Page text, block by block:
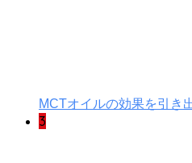
MCTオイルの効果を引き
3